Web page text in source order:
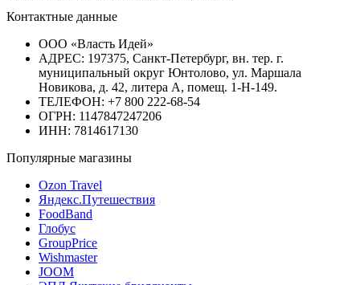
Контактные данные
ООО «Власть Идей»
АДРЕС: 197375, Санкт-Петербург, вн. тер. г.
муниципальный округ Юнтолово, ул. Маршала
Новикова, д. 42, литера А, помещ. 1-Н-149.
ТЕЛЕФОН: +7 800 222-68-54
ОГРН: 1147847247206
ИНН: 7814617130
Популярные магазины
Ozon Travel
Яндекс.Путешествия
FoodBand
Глобус
GroupPrice
Wishmaster
JOOM